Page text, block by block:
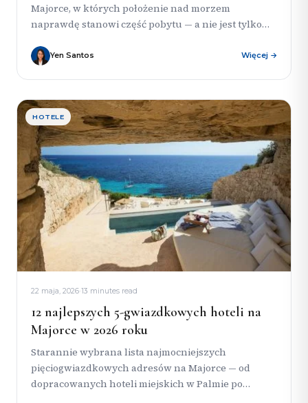
Majorce, w których położenie nad morzem
naprawdę stanowi część pobytu — a nie jest tylko
Yen Santos Więcej →
HOTELE
22 maja, 2026·13 minutes read
12 najlepszych 5-gwiazdkowych hoteli na
Majorce w 2026 roku
Starannie wybrana lista najmocniejszych
pięciogwiazdkowych adresów na Majorce — od
dopracowanych hoteli miejskich w Palmie po